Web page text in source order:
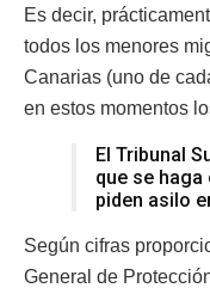
Es decir,
todos los menores
Canarias (uno de
en estos momentos
El Tribunal
que se
piden asilo
Según cifras
General de